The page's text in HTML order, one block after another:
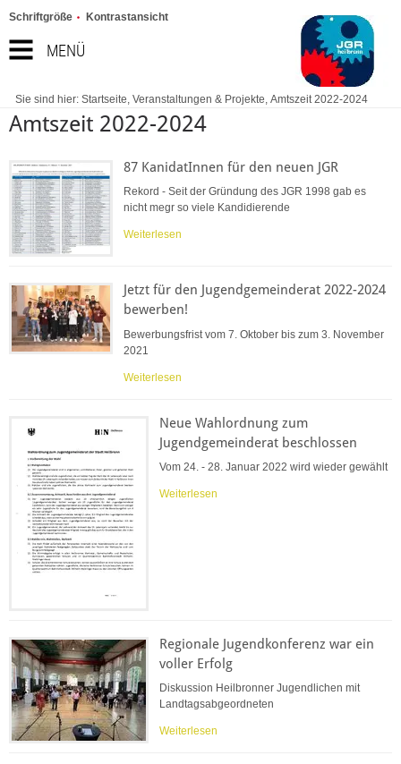
MENÜ
Schriftgröße Kontrastansicht
Sie sind hier: Startseite, Veranstaltungen & Projekte, Amtszeit 2022-2024
Amtszeit 2022-2024
87 KanidatInnen für den neuen JGR
Rekord - Seit der Gründung des JGR 1998 gab es
nicht megr so viele Kandidierende
Weiterlesen
Jetzt für den Jugendgemeinderat 2022-2024
bewerben!
Bewerbungsfrist vom 7. Oktober bis zum 3. November
2021
Weiterlesen
Neue Wahlordnung zum
Jugendgemeinderat beschlossen
Vom 24. - 28. Januar 2022 wird wieder gewählt
Weiterlesen
Regionale Jugendkonferenz war ein
voller Erfolg
Diskussion Heilbronner Jugendlichen mit
Landtagsabgeordneten
Weiterlesen